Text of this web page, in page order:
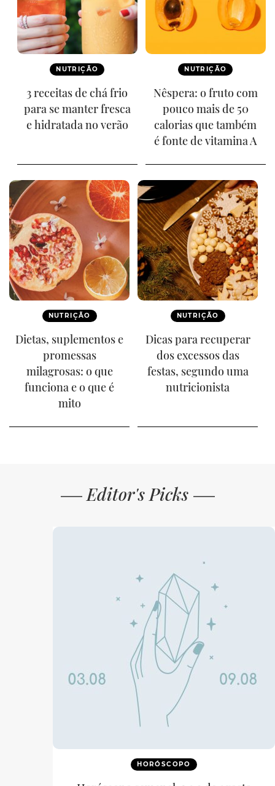
NUTRIÇÃO
3 receitas de chá frio
para se manter fresca
e hidratada no verão
NUTRIÇÃO
Nêspera: o fruto com
pouco mais de 50
calorias que também
é fonte de vitamina A
NUTRIÇÃO
Dietas, suplementos e
promessas
milagrosas: o que
funciona e o que é
mito
NUTRIÇÃO
Dicas para recuperar
dos excessos das
festas, segundo uma
nutricionista
Editor's Picks
HORÓSCOPO